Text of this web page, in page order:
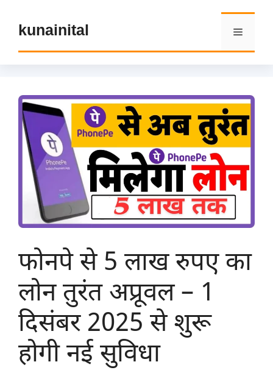
contentkunainital Menu
फोनपे से 5 लाख रुपए का
लोन तुरंत अप्रूवल – 1
दिसंबर 2025 से शुरू
होगी नई सुविधा